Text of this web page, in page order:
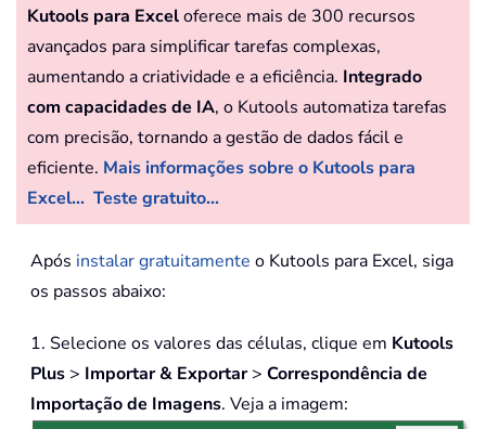
Kutools para Exceloferece mais de 300 recursos
avançados para simplificar tarefas complexas,
aumentando a criatividade e a eficiência. Integrado
com capacidades de IA, o Kutools automatiza tarefas
com precisão, tornando a gestão de dados fácil e
eficiente. Mais informações sobre o Kutools para
Excel... Teste gratuito...
Após instalar gratuitamente o Kutools para Excel, siga
os passos abaixo:
1. Selecione os valores das células, clique em Kutools
Plus > Importar & Exportar> Correspondência de
Importação de Imagens. Veja a imagem: